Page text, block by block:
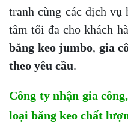
tranh cùng các dịch vụ
tâm tối đa cho khách
băng keo jumbo, gia
theo yêu cầu.
Công ty nhận gia
loại băng keo chất